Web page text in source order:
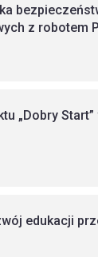
z robotem
„Dobry Start”
edukacji